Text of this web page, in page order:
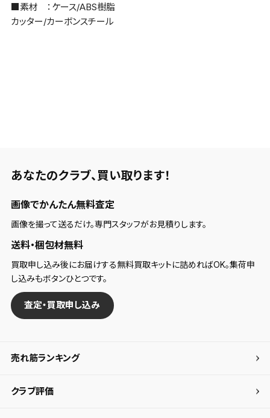
■素材 ：ケース/ABS樹脂
カッター/カーボンスチール
あなたのクラブ、 買い取ります！
画像でかんたん無料査定
画像を撮って送るだけ。専門スタッフがお見積りします。
送料・梱包材無料
買取申し込み後にお届けする無料買取キットに詰めればOK。集荷申
し込みもボタンひとつです。
査定・買取申し込み
売れ筋ランキング
クラブ評価